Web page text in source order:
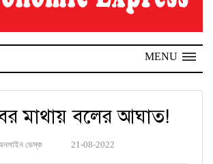
MENU
মাথায় বলের আঘাত!
ডেস্ক 21-08-2022